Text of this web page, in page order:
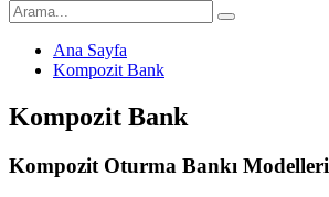
Ana Sayfa
Kompozit Bank
Kompozit Bank
Kompozit Oturma Bankı Modelleri